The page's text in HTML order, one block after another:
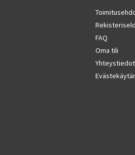
FAQ
Oma tili
Yhteystiedot